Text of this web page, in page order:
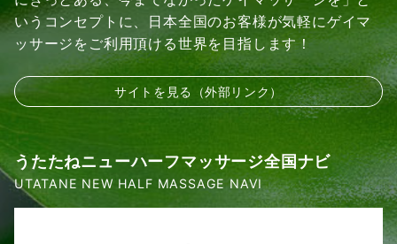
いうコンセプトに、日本全国のお客様が気軽にゲイマ
ッサージをご利用頂ける世界を目指します！
サイトを見る（外部リンク）
うたたねニューハーフマッサージ全国ナビ
UTATANE NEW HALF MASSAGE NAVI